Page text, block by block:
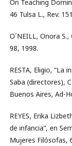
On Teaching
46 Tulsa L., Rev.
O´NEILL, Onora
98, 1998.
RESTA, Eligio, “La
Saba (directores),
Buenos Aires, Ad-
REYES, Erika
de infancia”, en
Mujeres Filósofas,